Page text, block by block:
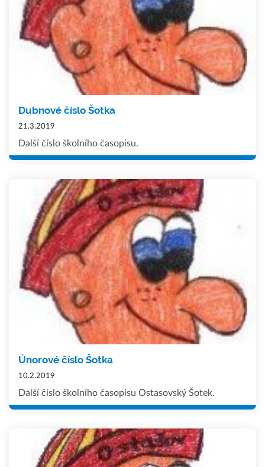
Dubnové číslo Šotka
21.3.2019
Další číslo školního časopisu.
Únorové číslo Šotka
10.2.2019
Další číslo školního časopisu Ostasovský Šotek.